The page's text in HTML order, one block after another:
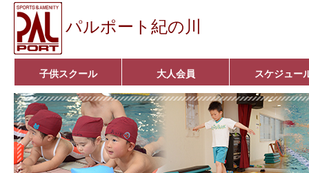
パルポート紀の川
子供スクール
ベビーコース
幼児コース
小学生コース
育成コース
選手コース
キッズパーク(体操教室)
子どもダンス教室
■入会案内■
大人会員
アクア悠々クラブ
いきいきコース
■入会案内■
スケジュー